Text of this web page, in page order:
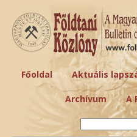
Főoldal Aktuális
Archívum A